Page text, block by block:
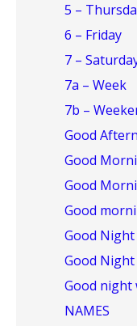
5 –
6 – Friday
7 –
7a – Week
7b –
Good
Good
Good
Good
Good Night
Good Night
Good night
NAMES